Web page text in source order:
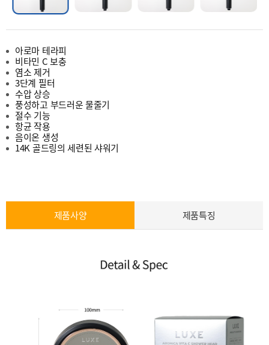
아로마 테라피
비타민 C 보충
염소 제거
3단계 필터
수압 상승
풍성하고 부드러운 물줄기
절수 기능
항균 작용
음이온 생성
14K 골드링의 세련된 샤워기
제품사양 제품특징